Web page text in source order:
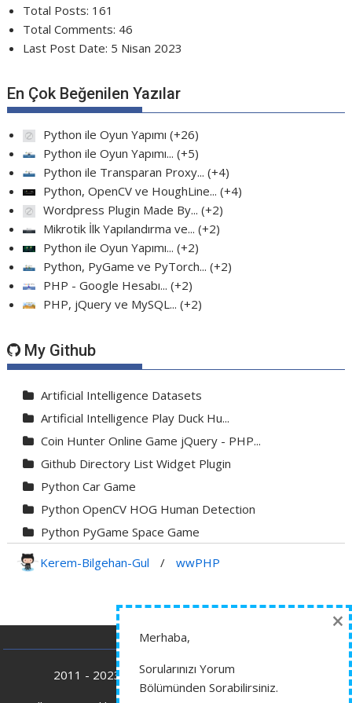
Total Posts: 161
Total Comments: 46
Last Post Date: 5 Nisan 2023
En Çok Beğenilen Yazılar
Python ile Oyun Yapımı +26
Python ile Oyun Yapımı... +5
Python ile Transparan Proxy... +4
Python, OpenCV ve HoughLine... +4
Wordpress Plugin Made By... +2
Mikrotik İlk Yapılandırma ve... +2
Python ile Oyun Yapımı... +2
Python, PyGame ve PyTorch... +2
PHP - Google Hesabı... +2
PHP, jQuery ve MySQL... +2
My Github
Artificial Intelligence Datasets
Artificial Intelligence Play Duck Hu...
Coin Hunter Online Game jQuery - PHP...
Github Directory List Widget Plugin
Python Car Game
Python OpenCV HOG Human Detection
Python PyGame Space Game
Python Transparent Proxy Server
jQuery Resizable
Kerem-Bilgehan-Gul / wwPHP
2011 - 2023 wwphp.com Tüm Hakları Saklıdır.
Merhaba,
Sorularınızı Yorum
Bölümünden Sorabilirsiniz.
×